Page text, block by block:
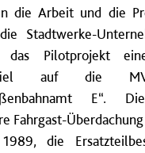
die Arbeit und die
Stadtwerke-
Pilotprojekt
auf die MVG-
E“.
Fahrgast-
die